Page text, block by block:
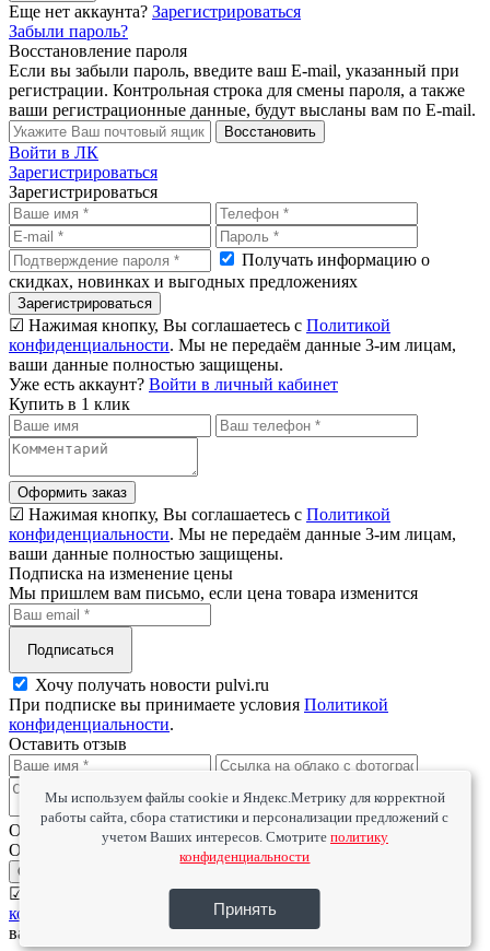
Еще нет аккаунта? Зарегистрироваться
Забыли пароль?
Восстановление пароля
Если вы забыли пароль, введите ваш E-mail, указанный при
регистрации. Контрольная строка для смены пароля, а также
ваши регистрационные данные, будут высланы вам по E-mail.
Восстановить
Войти в ЛК
Зарегистрироваться
Зарегистрироваться
Получать информацию о
скидках, новинках и выгодных предложениях
Зарегистрироваться
☑ Нажимая кнопку, Вы соглашаетесь с Политикой
конфиденциальности. Мы не передаём данные 3-им лицам,
ваши данные полностью защищены.
Уже есть аккаунт? Войти в личный кабинет
Купить в 1 клик
Оформить заказ
☑ Нажимая кнопку, Вы соглашаетесь с Политикой
конфиденциальности. Мы не передаём данные 3-им лицам,
ваши данные полностью защищены.
Подписка на изменение цены
Мы пришлем вам письмо, если цена товара изменится
Подписаться
Хочу получать новости pulvi.ru
При подписке вы принимаете условия Политикой
конфиденциальности.
Оставить отзыв
Оцените товар
Оцените сервис
Отправить
☑ Нажимая кнопку, Вы соглашаетесь сПолитикой
конфиденциальности
. Мы не передаём данные 3-им лицам,
ваши данные полностью защищены.
Мы используем файлы cookie и Яндекс.Метрику для корректной
работы сайта, сбора статистики и персонализации предложений с
учетом Ваших интересов. Смотрите политику
конфиденциальности
Принять